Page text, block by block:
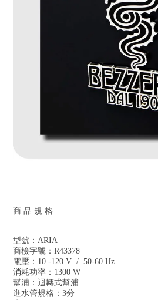
商 品 規 格
型號：ARIA
商檢字號：R43378
電壓：10 -120 V / 50-60 Hz
消耗功率：1300 W
幫浦：迴轉式幫浦
進水管規格：3分